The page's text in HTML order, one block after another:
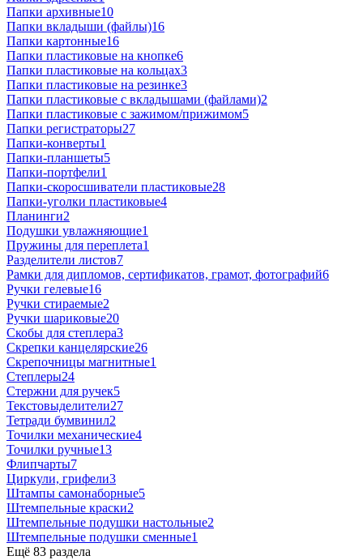
Папки архивные10
Папки вкладыши (файлы)16
Папки картонные16
Папки пластиковые на кнопке6
Папки пластиковые на кольцах3
Папки пластиковые на резинке3
Папки пластиковые с вкладышами (файлами)2
Папки пластиковые с зажимом/прижимом5
Папки регистраторы27
Папки-конверты1
Папки-планшеты5
Папки-портфели1
Папки-скоросшиватели пластиковые28
Папки-уголки пластиковые4
Планинги2
Подушки увлажняющие1
Пружины для переплета1
Разделители листов7
Рамки для дипломов, сертификатов, грамот, фотографий6
Ручки гелевые16
Ручки стираемые2
Ручки шариковые20
Скобы для степлера3
Скрепки канцелярские26
Скрепочницы магнитные1
Степлеры24
Стержни для ручек5
Текстовыделители27
Тетради бумвинил2
Точилки механические4
Точилки ручные13
Флипчарты7
Циркули, грифели3
Штампы самонаборные5
Штемпельные краски2
Штемпельные подушки настольные2
Штемпельные подушки сменные1
Ещё 83 раздела